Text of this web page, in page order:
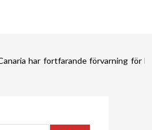
har fortfarande förvarning för